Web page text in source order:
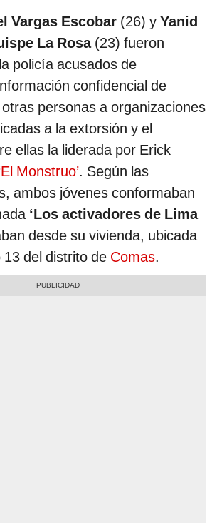
Vargas Escobar (26) y Yanid
La Rosa(23) fueron
policía acusados de
confidencial de
personas a organizaciones
a la extorsión y el
ellas la liderada por Erick
Monstruo’. Según las
ambos jóvenes conformaban
‘Los activadores de Lima
desde su vivienda, ubicada
del distrito de Comas.